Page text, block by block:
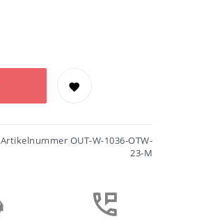
Artikelnummer OUT-W-1036-OTW-
23-M